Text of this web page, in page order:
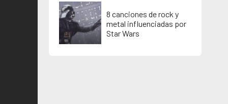
8 canciones de rock y
metal influenciadas por
Star Wars